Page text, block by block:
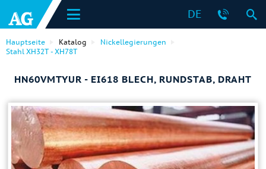
DE
Hauptseite Katalog
Nickellegierungen
Stahl ХН32Т - ХН78Т
HN60VMTYUR - EI618 BLECH, RUNDSTAB, DRAHT